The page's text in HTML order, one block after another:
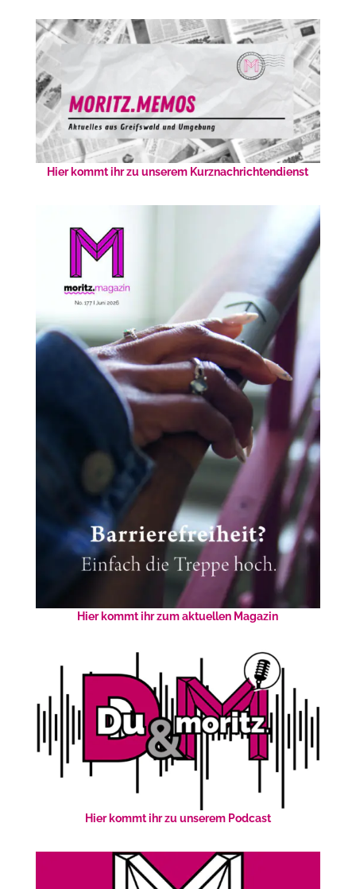
Hier kommt ihr zu unserem Kurznachrichtendienst
Hier kommt ihr zum aktuellen Magazin
Hier kommt ihr zu unserem Podcast